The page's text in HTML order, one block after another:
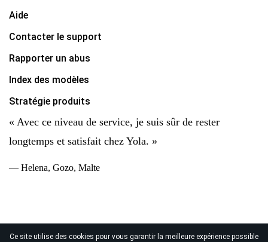
Ce site utilise des cookies pour vous garantir la meilleure expérience possible
Aide
Contacter le support
Rapporter un abus
Index des modèles
Stratégie produits
« Avec ce niveau de service, je suis sûr de rester
longtemps et satisfait chez Yola. »
— Helena, Gozo, Malte
© 2026